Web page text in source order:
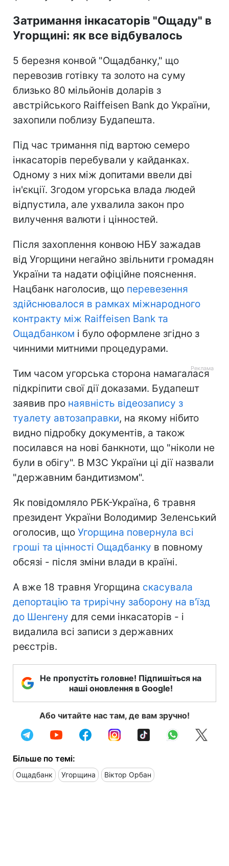
Затримання інкасаторів "Ощаду" в
Угорщині: як все відбувалось
5 березня конвой "Ощадбанку," що
перевозив готівку та золото на суму
близько 80 мільйонів доларів з
австрійського Raiffeisen Bank до України,
захопили поблизу Будапешта.
Під час тримання під вартою семеро
інкасаторів перебували у кайданках.
Одному з них між допитами ввели дві
ін'єкції. Згодом угорська влада людей
відпустила, але ухвалила закон про
вилучення валюти і цінностей.
Після захоплення конвою НБУ зажадав
від Угорщини негайно звільнити громадян
України та надати офіційне пояснення.
Нацбанк наголосив, що перевезення
здійснювалося в рамках міжнародного
контракту між Raiffeisen Bank та
Ощадбанком і було оформлене згідно з
чинними митними процедурами.
Тим часом угорська сторона намагалася
підкріпити свої дії доказами. Будапешт
заявив про наявність відеозапису з
туалету автозаправки, на якому нібито
видно підробку документів, а також
посилався на нові банкноти, що "ніколи не
були в обігу". В МЗС України ці дії назвали
"державним бандитизмом".
Як повідомляло РБК-Україна, 6 травня
президент України Володимир Зеленський
оголосив, що Угорщина повернула всі
гроші та цінності Ощадбанку в повному
обсязі - після зміни влади в країні.
А вже 18 травня Угорщина скасувала
депортацію та трирічну заборону на в'їзд
до Шенгену для семи інкасаторів - і
видалила всі записи з державних
реєстрів.
Не пропустіть головне! Підпишіться на
наші оновлення в Google!
Або читайте нас там, де вам зручно!
Більше по темі:
Ощадбанк Угорщина Віктор Орбан